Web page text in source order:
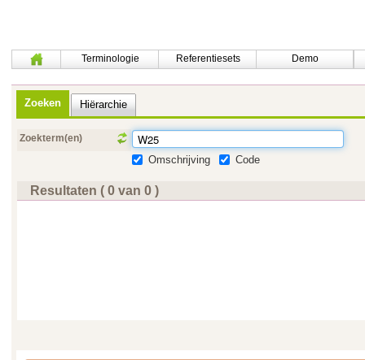
Terminologie Referentiesets Demo
Zoeken Hiërarchie
Zoekterm(en)
Omschrijving Code
Resultaten ( 0 van 0 )